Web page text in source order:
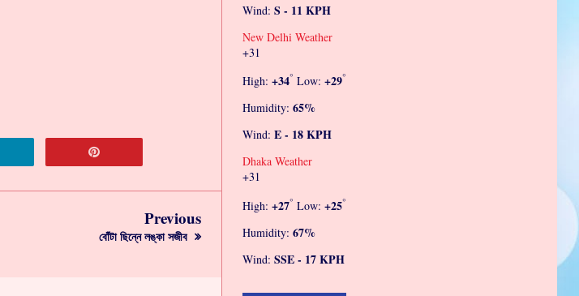
Previous
বোঁটা ছিন্নে লঙ্কা সজীব
Wind:S - 11 KPH
New Delhi Weather
+31
High:+34° Low:+29°
Humidity:65%
Wind:E - 18 KPH
Dhaka Weather
+31
High:+27° Low:+25°
Humidity:67%
Wind:SSE - 17 KPH